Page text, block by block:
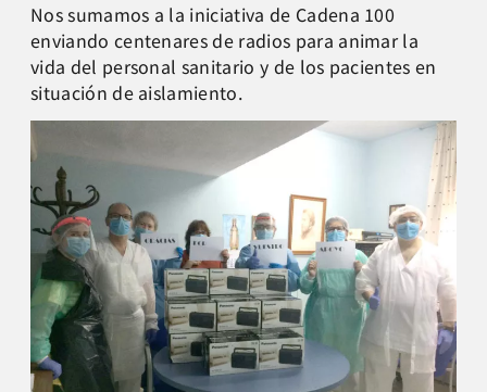
Nos sumamos a la iniciativa de Cadena 100
enviando centenares de radios para animar la
vida del personal sanitario y de los pacientes en
situación de aislamiento.